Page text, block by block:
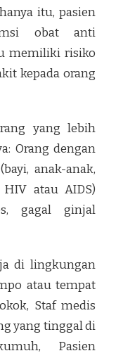
itu, pasien
obat anti
memiliki risiko
kepada orang
yang lebih
Orang dengan
anak-anak,
atau AIDS)
gagal ginjal
di lingkungan
atau tempat
Staf medis
yang tinggal di
Pasien